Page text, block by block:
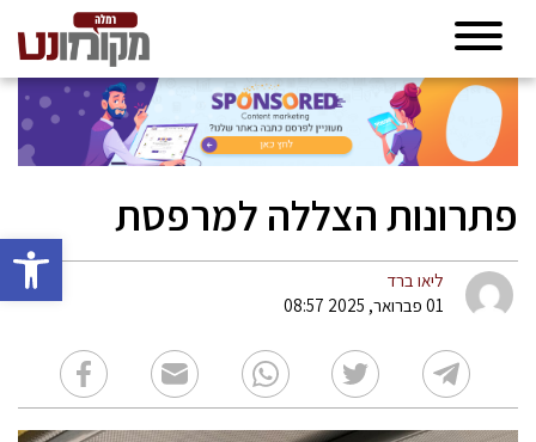
פתח
פתרונות הצללה למרפסת
ליאו ברד
01 פברואר, 2025 08:57